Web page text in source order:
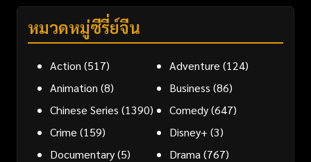
หมวดหมู่ซีรี่ย์จีน
Action (517) Adventure (124)
Animation (8) Business (86)
Chinese Series (1390) Comedy(647)
Crime (159) Disney+ (3)
Documentary(5) Drama (767)